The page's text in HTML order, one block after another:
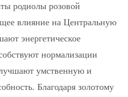
родиолы розовой
влияние на Центральную
энергетическое
нормализации
умственную и
Благодаря золотому